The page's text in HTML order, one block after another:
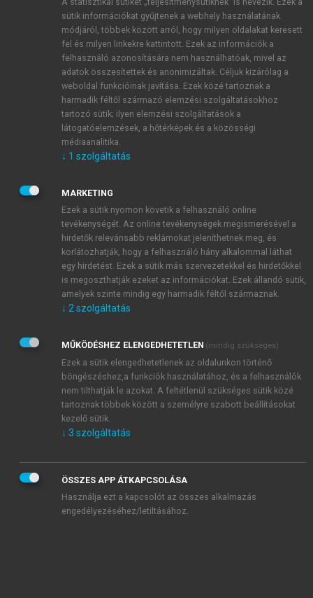
ÚJ FIÓK LÉTREHOZÁSA
1 óra díjmentes hozzáférés
E-MAIL-CÍM
JELSZÓ
JELSZÓ ÚJRA
Kérek értesítést a MeRSZ újdonságairól, akcióiról.
Kérek értesítést az Akadémiai Kiadó Zrt. újdonságairól,
Adatkezelési tájékoztatóbanfoglaltakat tudomásul
veszem és elfogadom.
Általános vásárlási feltételeket, valamint a szotar.netés a
mersz.huoldalak licencszerződéseiben foglaltakat
tudomásul veszem és elfogadom.
KIPRÓBÁLOM
sütik információkat gyűjtenek a webhely használatának
módjáról, többek között arról, hogy milyen oldalakat keresett
fel és milyen linkekre kattintott. Ezek az információk a
felhasználó azonosítására nem használhatóak, mivel az
adatok összesítettek és anonimizáltak. Céljuk kizárólag a
weboldal funkcióinak javítása. Ezek közé tartoznak a
harmadik féltől származó elemzési szolgáltatásokhoz
tartozó sütik; ilyen elemzési szolgáltatások a
látogatóelemzések, a hőtérképek és a közösségi
médiaanalitika.
↓ 1 szolgáltatás
MARKETING
Ezek a sütik nyomon követik a felhasználó online
tevékenységét. Az online tevékenységek megismerésével a
hirdetők relevánsabb reklámokat jeleníthetnek meg, és
korlátozhatják, hogy a felhasználó hány alkalommal láthat
egy hirdetést. Ezek a sütik más szervezetekkel és hirdetőkkel
is megoszthatják ezeket az információkat. Ezek állandó sütik,
amelyek szinte mindig egy harmadik féltől származnak.
↓ 2 szolgáltatás
MŰKÖDÉSHEZ ELENGEDHETETLEN (mindig szükséges)
Ezek a sütik elengedhetetlenek az oldalunkon történő
böngészéshez,a funkciók használatához, és a felhasználók
nem tilthatják le azokat. A feltétlenül szükséges sütik közé
tartoznak többek között a személyre szabott beállításokat
kezelő sütik.
↓ 3 szolgáltatás
ÖSSZES APP ÁTKAPCSOLÁSA
Használja ezt a kapcsolót az összes alkalmazás
engedélyezéséhez/letiltásához.